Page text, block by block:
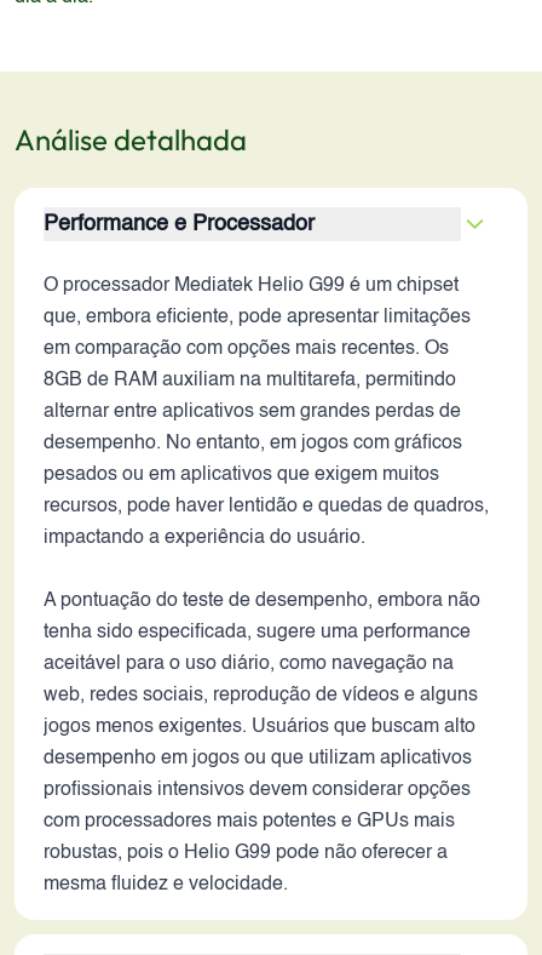
Análise detalhada
Performance e Processador
O processador Mediatek Helio G99 é um chipset
que, embora eficiente, pode apresentar limitações
em comparação com opções mais recentes. Os
8GB de RAM auxiliam na multitarefa, permitindo
alternar entre aplicativos sem grandes perdas de
desempenho. No entanto, em jogos com gráficos
pesados ou em aplicativos que exigem muitos
recursos, pode haver lentidão e quedas de quadros,
impactando a experiência do usuário.
A pontuação do teste de desempenho, embora não
tenha sido especificada, sugere uma performance
aceitável para o uso diário, como navegação na
web, redes sociais, reprodução de vídeos e alguns
jogos menos exigentes. Usuários que buscam alto
desempenho em jogos ou que utilizam aplicativos
profissionais intensivos devem considerar opções
com processadores mais potentes e GPUs mais
robustas, pois o Helio G99 pode não oferecer a
mesma fluidez e velocidade.